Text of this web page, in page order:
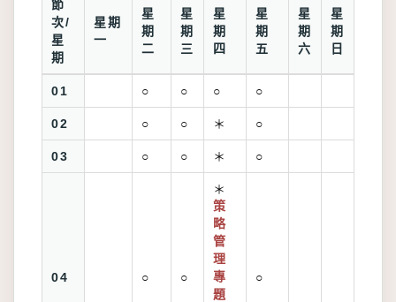
節
次/
星
期
星期
一
星
期
二
星
期
三
星
期
四
星
期
五
星
期
六
星
期
日
01 ○ ○ ○ ○
02 ○ ○ ＊ ○
03 ○ ○ ＊ ○
04 ○ ○
＊
策
略
管
理
專
題
○